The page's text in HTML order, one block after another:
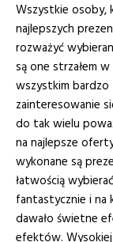
Wszystkie osoby,
najlepszych
rozważyć
są one strzałem
wszystkim bardzo
zainteresowanie
do tak wielu
na najlepsze
wykonane są
łatwością
fantastycznie i
dawało świetne
efektów.